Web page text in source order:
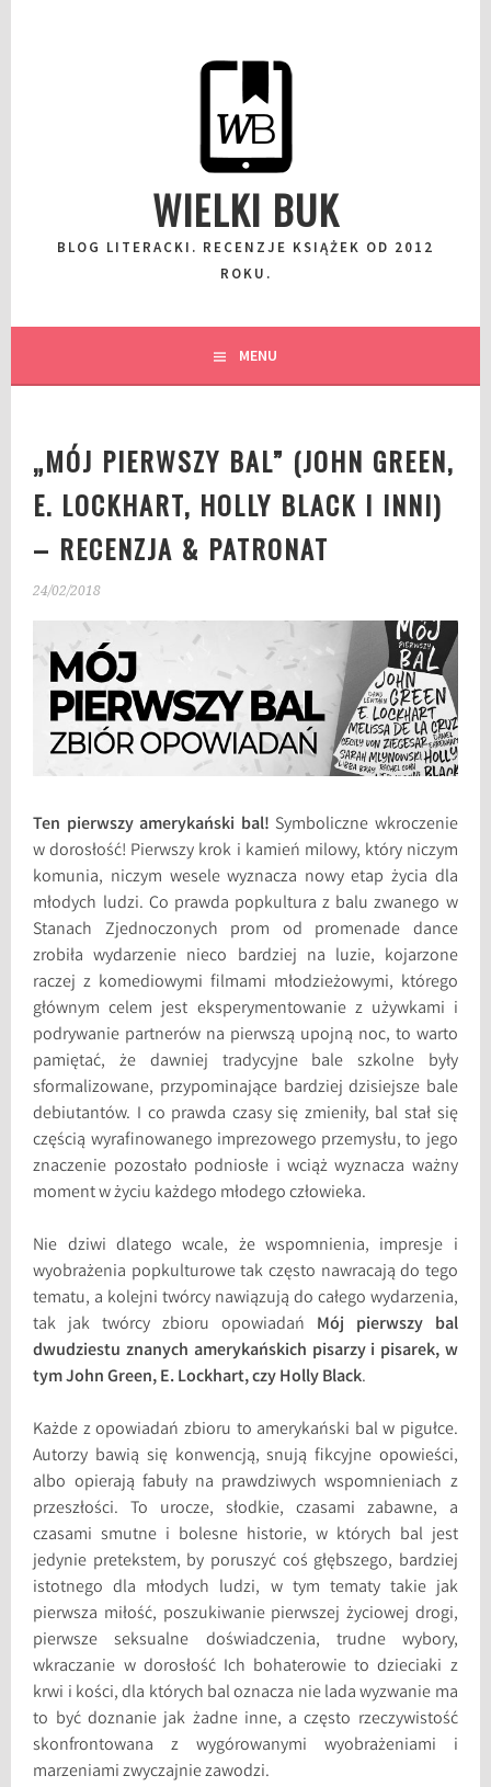
WIELKI BUK
BLOG LITERACKI. RECENZJE KSIĄŻEK OD 2012
ROKU.
MENU
„MÓJ PIERWSZY BAL” (JOHN GREEN,
E. LOCKHART, HOLLY BLACK I INNI)
– RECENZJA & PATRONAT
24/02/2018
Ten pierwszy amerykański bal! Symboliczne wkroczenie
w dorosłość! Pierwszy krok i kamień milowy, który niczym
komunia, niczym wesele wyznacza nowy etap życia dla
młodych ludzi. Co prawda popkultura z balu zwanego w
Stanach Zjednoczonych prom od promenade dance
zrobiła wydarzenie nieco bardziej na luzie, kojarzone
raczej z komediowymi filmami młodzieżowymi, którego
głównym celem jest eksperymentowanie z używkami i
podrywanie partnerów na pierwszą upojną noc, to warto
pamiętać, że dawniej tradycyjne bale szkolne były
sformalizowane, przypominające bardziej dzisiejsze bale
debiutantów. I co prawda czasy się zmieniły, bal stał się
częścią wyrafinowanego imprezowego przemysłu, to jego
znaczenie pozostało podniosłe i wciąż wyznacza ważny
moment w życiu każdego młodego człowieka.
Nie dziwi dlatego wcale, że wspomnienia, impresje i
wyobrażenia popkulturowe tak często nawracają do tego
tematu, a kolejni twórcy nawiązują do całego wydarzenia,
tak jak twórcy zbioru opowiadań Mój pierwszy bal
dwudziestu znanych amerykańskich pisarzy i pisarek, w
tym John Green, E. Lockhart, czy Holly Black.
Każde z opowiadań zbioru to amerykański bal w pigułce.
Autorzy bawią się konwencją, snują fikcyjne opowieści,
albo opierają fabuły na prawdziwych wspomnieniach z
przeszłości. To urocze, słodkie, czasami zabawne, a
czasami smutne i bolesne historie, w których bal jest
jedynie pretekstem, by poruszyć coś głębszego, bardziej
istotnego dla młodych ludzi, w tym tematy takie jak
pierwsza miłość, poszukiwanie pierwszej życiowej drogi,
pierwsze seksualne doświadczenia, trudne wybory,
wkraczanie w dorosłość Ich bohaterowie to dzieciaki z
krwi i kości, dla których bal oznacza nie lada wyzwanie ma
to być doznanie jak żadne inne, a często rzeczywistość
skonfrontowana z wygórowanymi wyobrażeniami i
marzeniami zwyczajnie zawodzi.